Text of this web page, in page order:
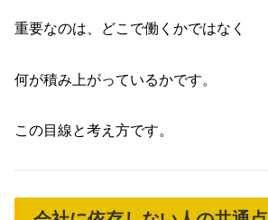
重要なのは、どこで働くかではなく
何が積み上がっているかです。
この目線と考え方です。